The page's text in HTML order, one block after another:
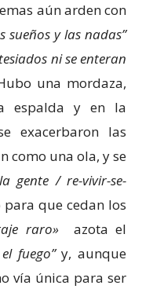
aún arden con
sueños y las nadas”
ni se enteran
una mordaza,
espalda y en la
exacerbaron las
como una ola, y se
gente / re-vivir-se-
para que cedan los
raro» azota el
fuego”y, aunque
vía única para ser